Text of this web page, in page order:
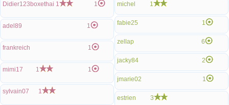
Didier123boxethai 1 1
adel89 1
frankreich 1
mimi17 1 1
sylvain07 1
michel 1
fabie25 1
zellap 6
jacky84 2
jmarie02 1
estrien 3